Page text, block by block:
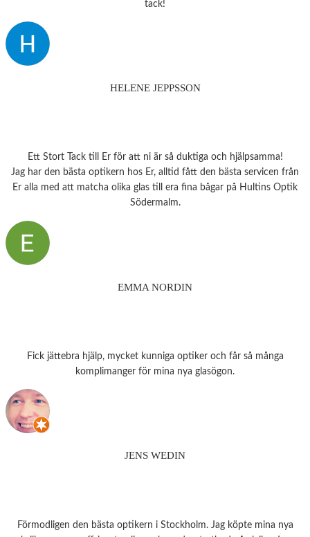
tack!
HELENE JEPPSSON
Ett Stort Tack till Er för att ni är så duktiga och hjälpsamma!
Jag har den bästa optikern hos Er, alltid fått den bästa servicen från
Er alla med att matcha olika glas till era fina bågar på Hultins Optik
Södermalm.
EMMA NORDIN
Fick jättebra hjälp, mycket kunniga optiker och får så många
komplimanger för mina nya glasögon.
JENS WEDIN
Förmodligen den bästa optikern i Stockholm. Jag köpte mina nya